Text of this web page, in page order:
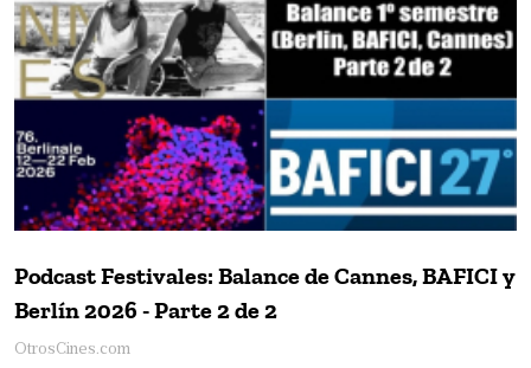
Podcast Festivales: Balance de Cannes, BAFICI y
Berlín 2026 - Parte 2 de 2
OtrosCines.com